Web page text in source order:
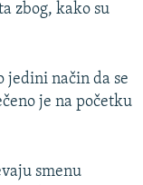
zbog, kako su
jedini način da se
je na početku
smenu